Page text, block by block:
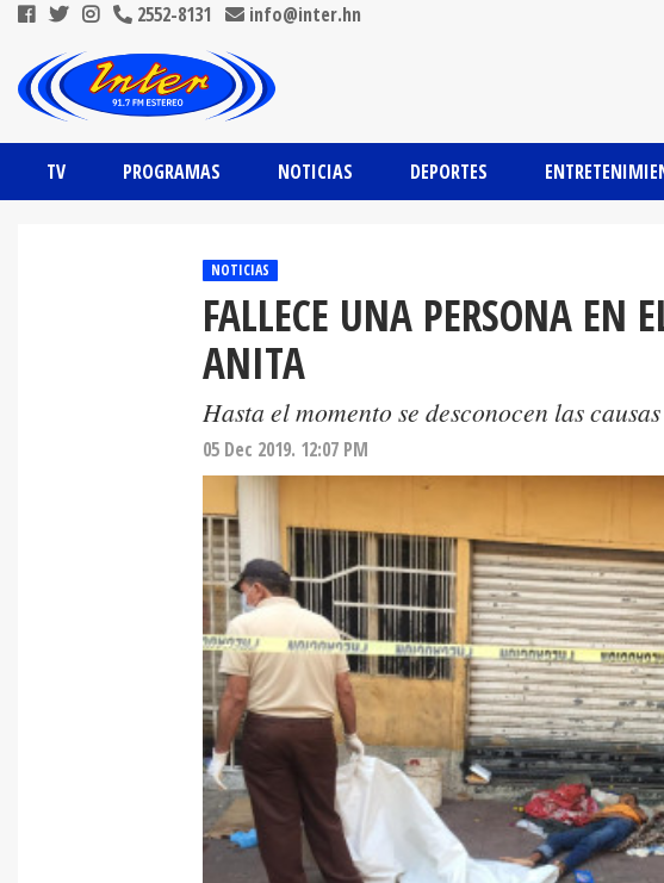
2552-8131 info@inter.hn
TV PROGRAMAS NOTICIAS DEPORTES
NOTICIAS
FALLECE UNA PERSONA EN
ANITA
Hasta el momento se desconocen las
05 Dec 2019. 12:07 PM